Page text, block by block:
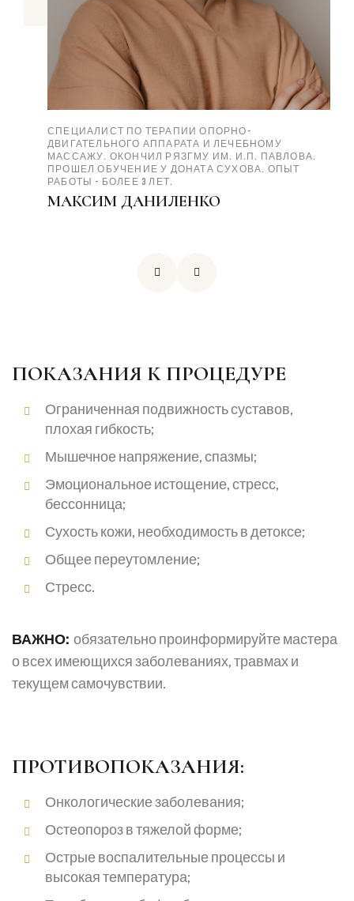
СПЕЦИАЛИСТ ПО ТЕРАПИИ ОПОРНО-
ДВИГАТЕЛЬНОГО АППАРАТА И ЛЕЧЕБНОМУ
МАССАЖУ. ОКОНЧИЛ РЯЗГМУ ИМ. И.П. ПАВЛОВА.
ПРОШЕЛ ОБУЧЕНИЕ У ДОНАТА СУХОВА. ОПЫТ
РАБОТЫ - БОЛЕЕ 3 ЛЕТ.
МАКСИМ ДАНИЛЕНКО
ПОКАЗАНИЯ К ПРОЦЕДУРЕ
Ограниченная подвижность суставов,
плохая гибкость;
Мышечное напряжение, спазмы;
Эмоциональное истощение, стресс,
бессонница;
Сухость кожи, необходимость в детоксе;
Общее переутомление;
Стресс.
ВАЖНО: обязательно проинформируйте мастера
о всех имеющихся заболеваниях, травмах и
текущем самочувствии.
ПРОТИВОПОКАЗАНИЯ:
Онкологические заболевания;
Остеопороз в тяжелой форме;
Острые воспалительные процессы и
высокая температура;